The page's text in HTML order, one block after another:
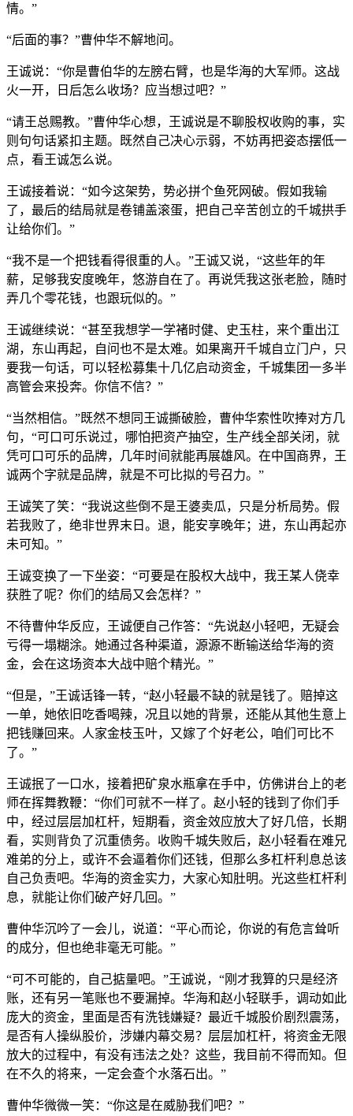
情。”
“后面的事？”曹仲华不解地问。
王诚说：“你是曹伯华的左膀右臂，也是华海的大军师。这战
火一开，日后怎么收场？应当想过吧？”
“请王总赐教。”曹仲华心想，王诚说是不聊股权收购的事，实
则句句话紧扣主题。既然自己决心示弱，不妨再把姿态摆低一
点，看王诚怎么说。
王诚接着说：“如今这架势，势必拼个鱼死网破。假如我输
了，最后的结局就是卷铺盖滚蛋，把自己辛苦创立的千城拱手
让给你们。”
“我不是一个把钱看得很重的人。”王诚又说，“这些年的年
薪，足够我安度晚年，悠游自在了。再说凭我这张老脸，随时
弄几个零花钱，也跟玩似的。”
王诚继续说：“甚至我想学一学褚时健、史玉柱，来个重出江
湖，东山再起，自问也不是太难。如果离开千城自立门户，只
要我一句话，可以轻松募集十几亿启动资金，千城集团一多半
高管会来投奔。你信不信？”
“当然相信。”既然不想同王诚撕破脸，曹仲华索性吹捧对方几
句，“可口可乐说过，哪怕把资产抽空，生产线全部关闭，就
凭可口可乐的品牌，几年时间就能再展雄风。在中国商界，王
诚两个字就是品牌，就是不可比拟的号召力。”
王诚笑了笑：“我说这些倒不是王婆卖瓜，只是分析局势。假
若我败了，绝非世界末日。退，能安享晚年；进，东山再起亦
未可知。”
王诚变换了一下坐姿：“可要是在股权大战中，我王某人侥幸
获胜了呢？你们的结局又会怎样？”
不待曹仲华反应，王诚便自己作答：“先说赵小轻吧，无疑会
亏得一塌糊涂。她通过各种渠道，源源不断输送给华海的资
金，会在这场资本大战中赔个精光。”
“但是，”王诚话锋一转，“赵小轻最不缺的就是钱了。赔掉这
一单，她依旧吃香喝辣，况且以她的背景，还能从其他生意上
把钱赚回来。人家金枝玉叶，又嫁了个好老公，咱们可比不
了。”
王诚抿了一口水，接着把矿泉水瓶拿在手中，仿佛讲台上的老
师在挥舞教鞭：“你们可就不一样了。赵小轻的钱到了你们手
中，经过层层加杠杆，短期看，资金效应放大了好几倍，长期
看，实则背负了沉重债务。收购千城失败后，赵小轻看在难兄
难弟的分上，或许不会逼着你们还钱，但那么多杠杆利息总该
自己负责吧。华海的资金实力，大家心知肚明。光这些杠杆利
息，就能让你们破产好几回。”
曹仲华沉吟了一会儿，说道：“平心而论，你说的有危言耸听
的成分，但也绝非毫无可能。”
“可不可能的，自己掂量吧。”王诚说，“刚才我算的只是经济
账，还有另一笔账也不要漏掉。华海和赵小轻联手，调动如此
庞大的资金，里面是否有洗钱嫌疑？最近千城股价剧烈震荡，
是否有人操纵股价，涉嫌内幕交易？层层加杠杆，将资金无限
放大的过程中，有没有违法之处？这些，我目前不得而知。但
在不久的将来，一定会查个水落石出。”
曹仲华微微一笑：“你这是在威胁我们吧？”